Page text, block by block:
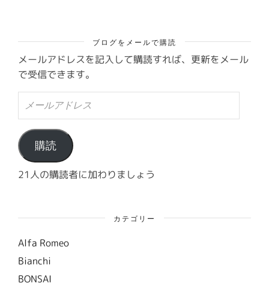
ブログをメールで購読
メールアドレスを記入して購読すれば、更新をメール
で受信できます。
ル
ア
ド
レ
ス
購読
21人の購読者に加わりましょう
カテゴリー
Alfa Romeo
Bianchi
BONSAI